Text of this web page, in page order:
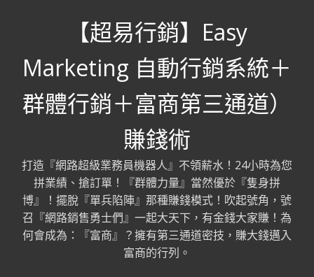
【超易行銷】Easy
Marketing 自動行銷系統＋
群體行銷＋富商第三通道）
賺錢術
打造『網路超級業務員機器人』不領薪水！24小時為您
拼業績、搶訂單！『群體力量』當然優於『隻身拼
博』！擺脫『單兵陷陣』那種賺錢模式！吹起號角，號
召『網路銷售勇士們』一起大天下，有金錢大家賺！為
何會成為：『富商』？擁有第三通道密技，賺大錢邁入
富商的行列。